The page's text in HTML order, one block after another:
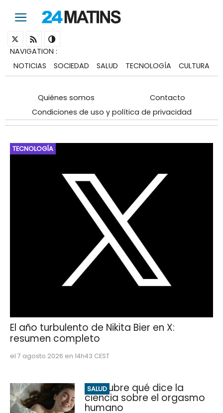
NAVIGATION :
NOTICIAS
SOCIEDAD SALUD TECNOLOGÍA CULTURA
Quiénes somos
Contacto
Condiciones de uso y política de privacidad
TECNOLOGÍA
El año turbulento de Nikita Bier en X:
resumen completo
el 7 agosto 2026 en 14h43 CEST
SALUD
Descubre qué dice la
ciencia sobre el orgasmo
humano